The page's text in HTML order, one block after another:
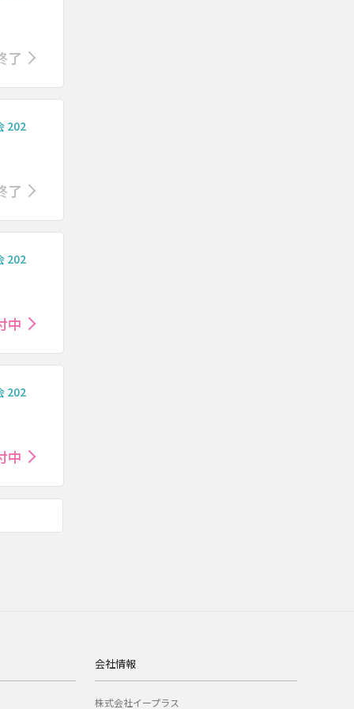
了
202
了
202
中
202
中
会社情報
株式会社イープラス